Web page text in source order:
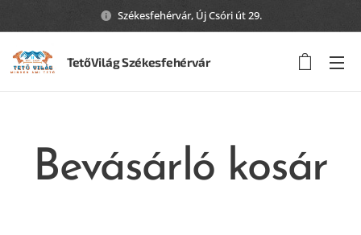
Székesfehérvár, Új Csóri út 29.
TetőVilág Székesfehérvár
Bevásárló kosár